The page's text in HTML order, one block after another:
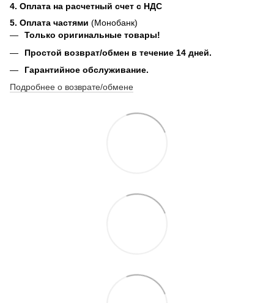
4. Оплата на расчетный счет с НДС
5. Оплата частями (Монобанк)
Только оригинальные товары!
Простой возврат/обмен в течение 14 дней.
Гарантийное обслуживание.
Подробнее о возврате/обмене